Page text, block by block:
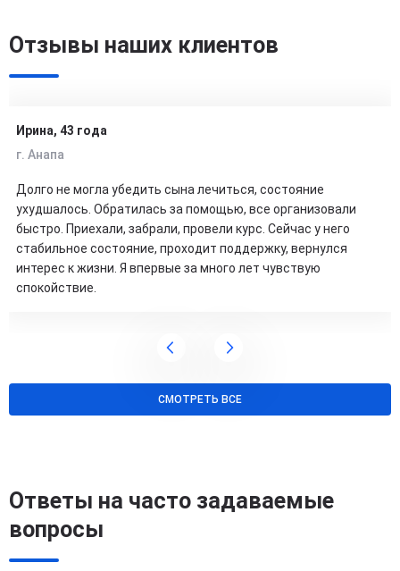
Отзывы наших клиентов
Ирина, 43 года
г. Анапа
Долго не могла убедить сына лечиться, состояние
ухудшалось. Обратилась за помощью, все организовали
быстро. Приехали, забрали, провели курс. Сейчас у него
стабильное состояние, проходит поддержку, вернулся
интерес к жизни. Я впервые за много лет чувствую
спокойствие.
СМОТРЕТЬ ВСЕ
Ответы на часто задаваемые
вопросы